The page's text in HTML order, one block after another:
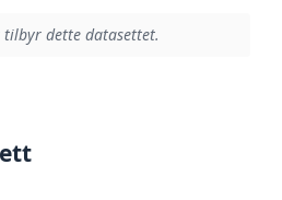
dette datasettet.